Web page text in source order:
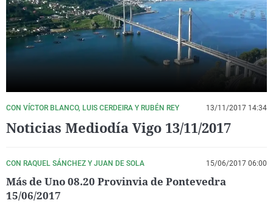
La rosa de los vientos
Gente viajera
Como el perro y el
Caso
Retornados
Equipo de
Operación Viuda
Extremadura
Galicia
La Rioja
País Vasco
Virales
Televisión
Elecciones
CON VÍCTOR BLANCO, LUIS CERDEIRA Y RUBÉN REY 13/11/2017 14:34
Noticias Mediodía Vigo 13/11/2017
CON RAQUEL SÁNCHEZ Y JUAN DE SOLA 15/06/2017 06:00
Más de Uno 08.20 Provinvia de Pontevedra
15/06/2017